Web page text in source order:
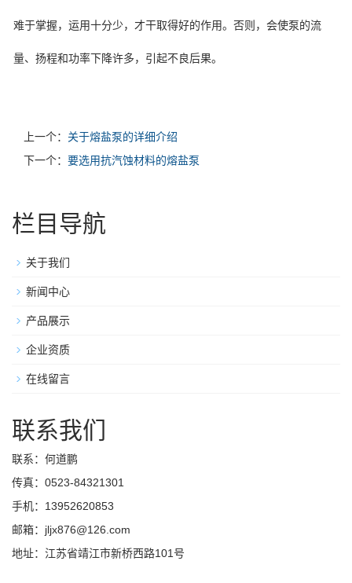
难于掌握，运用十分少，才干取得好的作用。否则，会使泵的流
量、扬程和功率下降许多，引起不良后果。
上一个： 关于熔盐泵的详细介绍
下一个： 要选用抗汽蚀材料的熔盐泵
栏目导航
关于我们
新闻中心
产品展示
企业资质
在线留言
联系我们
联系：何道鹏
传真：0523-84321301
手机：13952620853
邮箱：jljx876@126.com
地址：江苏省靖江市新桥西路101号